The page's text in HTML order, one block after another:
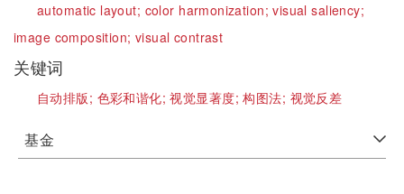
automatic layout; color harmonization;visual saliency;
image composition; visual contrast
关键词
自动排版; 色彩和谐化;视觉显著度;构图法; 视觉反差
基金